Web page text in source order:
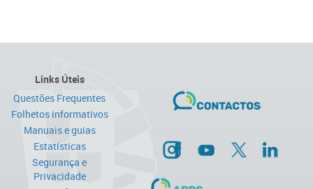
Links Úteis
Questões Frequentes
Folhetos informativos
Manuais e guias
Estatísticas
Segurança e
Privacidade